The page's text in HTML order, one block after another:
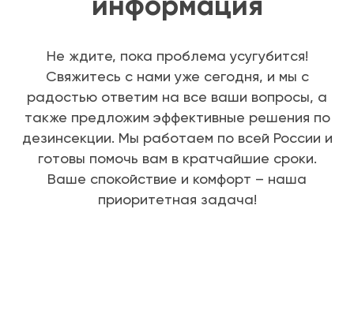
Не ждите, пока проблема усугубится!
Свяжитесь с нами уже сегодня, и мы с
радостью ответим на все ваши вопросы, а
также предложим эффективные решения по
дезинсекции. Мы работаем по всей России и
готовы помочь вам в кратчайшие сроки.
Ваше спокойствие и комфорт – наша
приоритетная задача!